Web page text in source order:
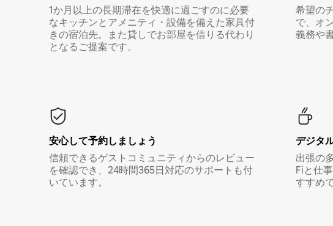
1か月以上の長期滞在を快適に過ごすのに必要
なキッチンとアメニティ・設備を備えた家具付
きの宿泊先。また貸しでお部屋を借りる代わり
となるご提案です。
希望の
で、オ
義務や
安心して予約しましょう
信頼できるゲストコミュニティからのレビュー
を確認でき、24時間365日対応のサポートも付
いています。
デジタ
出張の
Fiと仕
すすめで